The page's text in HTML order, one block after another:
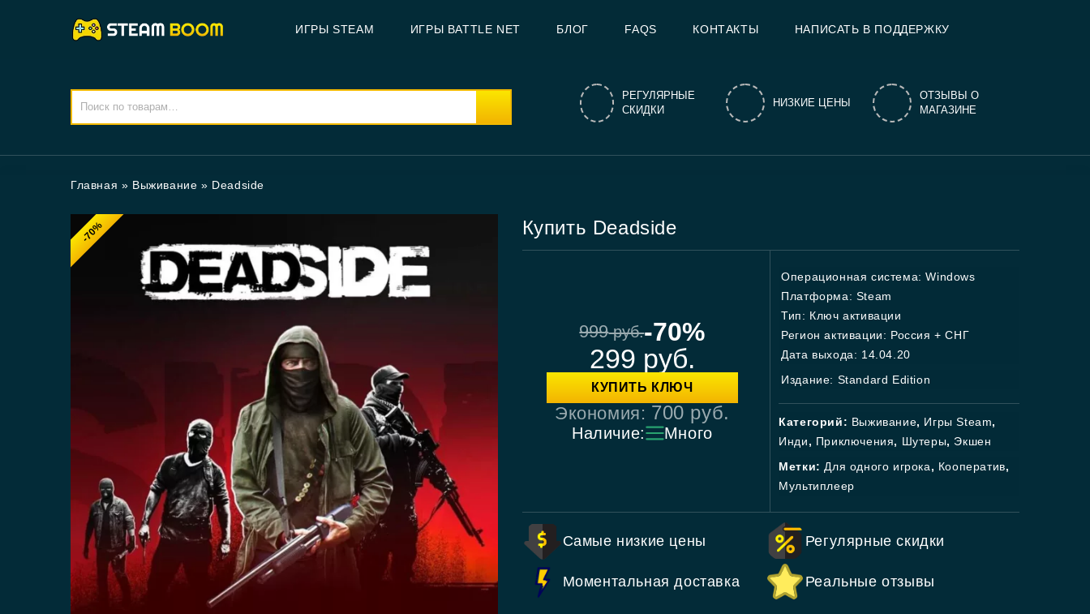
ИГРЫ STEAM ИГРЫ BATTLE NET БЛОГ FAQS КОНТАКТЫ НАПИСАТЬ В ПОДДЕРЖКУ
РЕГУЛЯРНЫЕ
СКИДКИ
НИЗКИЕ ЦЕНЫ
ОТЗЫВЫ О
МАГАЗИНЕ
Главная » Выживание » Deadside
-70% Купить Deadside
999руб.-70%
299 руб.
КУПИТЬ КЛЮЧ
Экономия: 700 руб.
Наличие: Много
Операционная система: Windows
Платформа: Steam
Тип: Ключ активации
Регион активации: Россия + СНГ
Дата выхода: 14.04.20
Издание: Standard Edition
Категорий: Выживание, Игры Steam,
Инди, Приключения, Шутеры, Экшен
Метки: Для одного игрока, Кооператив,
Мультиплеер
Самые низкие цены Регулярные скидки
Моментальная доставка Реальные отзывы